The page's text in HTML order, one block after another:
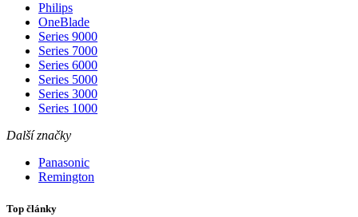
Philips
OneBlade
Series 9000
Series 7000
Series 6000
Series 5000
Series 3000
Series 1000
Další značky
Panasonic
Remington
Top články